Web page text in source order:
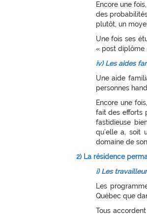
Encore une
des
plutôt, un
Une fois ses
« post diplôme
iv) Les aides
Une aide
personnes
Encore une
fait des efforts
fastidieuse
qu’elle a, soit
domaine de
2) La résidence
i) Les
Les
Québec que
Tous